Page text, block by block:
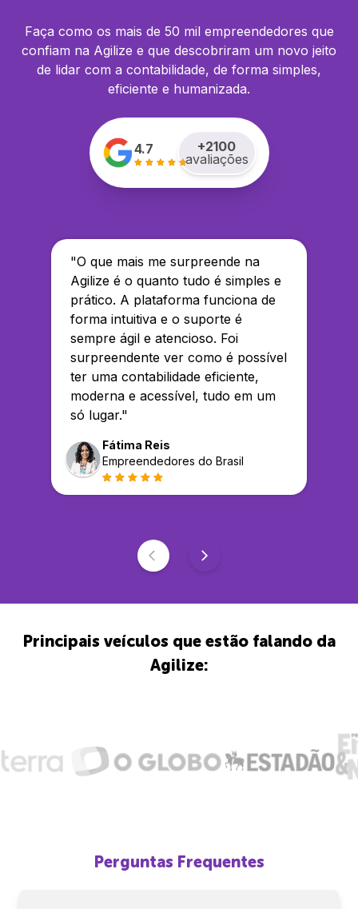
Faça como os mais de 50 mil empreendedores que
confiam na Agilize e que descobriram um novo jeito
de lidar com a contabilidade, de forma simples,
eficiente e humanizada.
4.7 +2100
avaliações
"O que mais me surpreende na
Agilize é o quanto tudo é simples e
prático. A plataforma funciona de
forma intuitiva e o suporte é
sempre ágil e atencioso. Foi
surpreendente ver como é possível
ter uma contabilidade eficiente,
moderna e acessível, tudo em um
só lugar."
Fátima Reis
Empreendedores do Brasil
Principais veículos que estão falando da
Agilize:
Perguntas Frequentes